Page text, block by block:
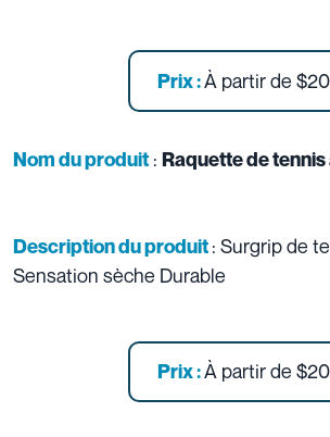
Prix :À partir de $20
Nom du produit : Raquette de tennis
Description du produit: Surgrip de
Sensation sèche Durable
Prix :À partir de $20